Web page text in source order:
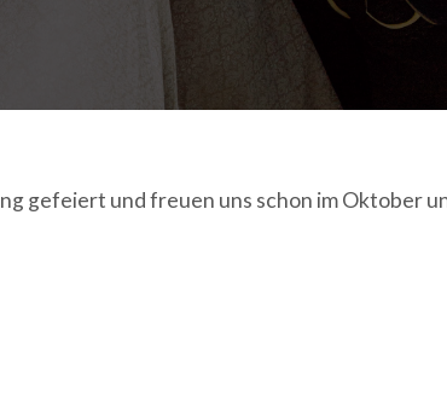
gefeiert und freuen uns schon im Oktober